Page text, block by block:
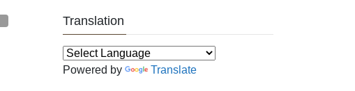
Translation
Powered by Translate